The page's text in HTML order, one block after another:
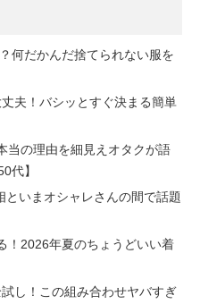
何だかんだ捨てられない服を
夫！バシッとすぐ決まる簡単
当の理由を細見えオタクが語
代】
といまオシャレさんの間で話題
！2026年夏のちょうどいい着
し！この組み合わせヤバすぎ